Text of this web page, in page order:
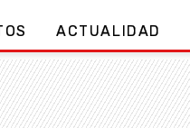
ACTUALIDAD